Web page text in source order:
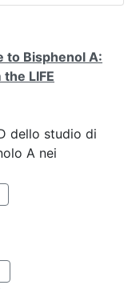
to Bisphenol A:
LIFE
dello studio di
A nei